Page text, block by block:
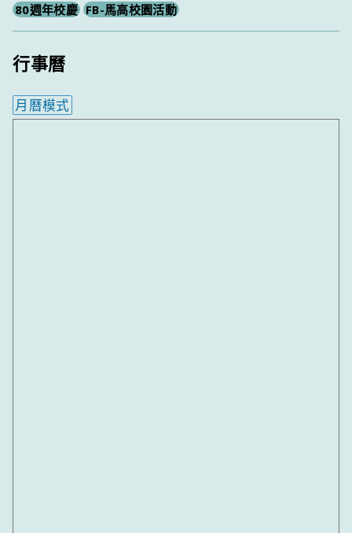
80週年校慶 FB-馬高校園活動
行事曆
月曆模式